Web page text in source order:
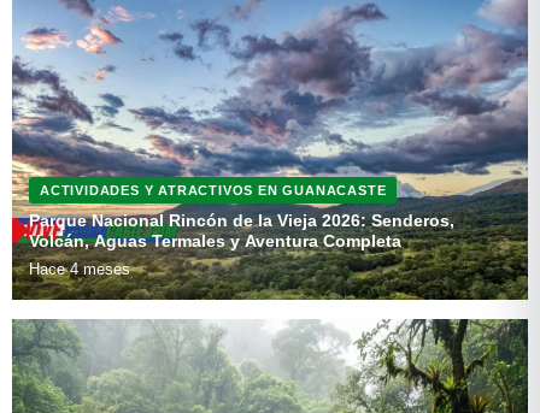
ACTIVIDADES Y ATRACTIVOS EN GUANACASTE
Parque Nacional Rincón de la Vieja 2026: Senderos,
Volcán, Aguas Termales y Aventura Completa
Hace 4 meses